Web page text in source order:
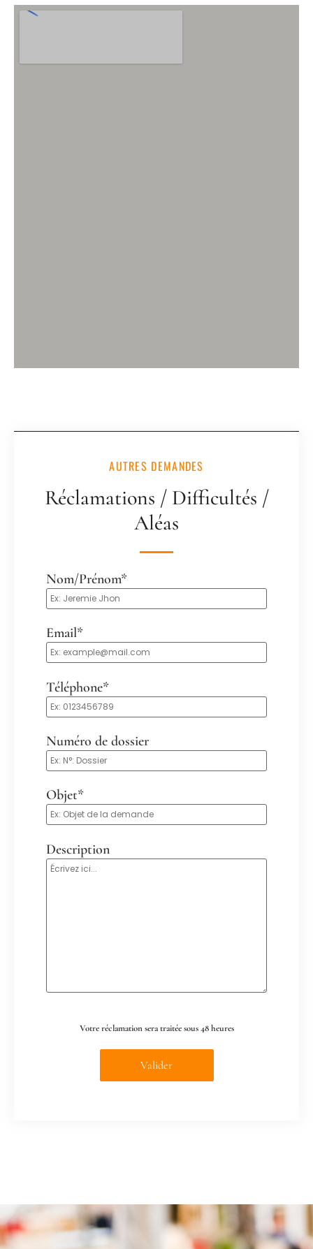
AUTRES DEMANDES
Réclamations / Difficultés /
Aléas
Nom/Prénom*
Email*
Téléphone*
Numéro de dossier
Objet*
Description
Votre réclamation sera traitée sous 48 heures